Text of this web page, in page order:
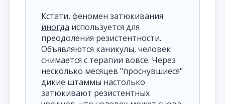
Кстати, феномен затюкивания
иногда используется для
преодоления резистентности.
Объявляются каникулы, человек
снимается с терапии вовсе. Через
несколько месяцев "проснувшиеся"
дикие штаммы настолько
затюкивают резистентных